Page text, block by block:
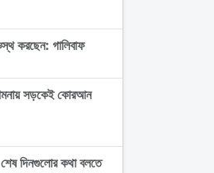
করছেন: গালিবাফ
সড়কেই কোরআন
শেষ দিনগুলোর কথা বলতে